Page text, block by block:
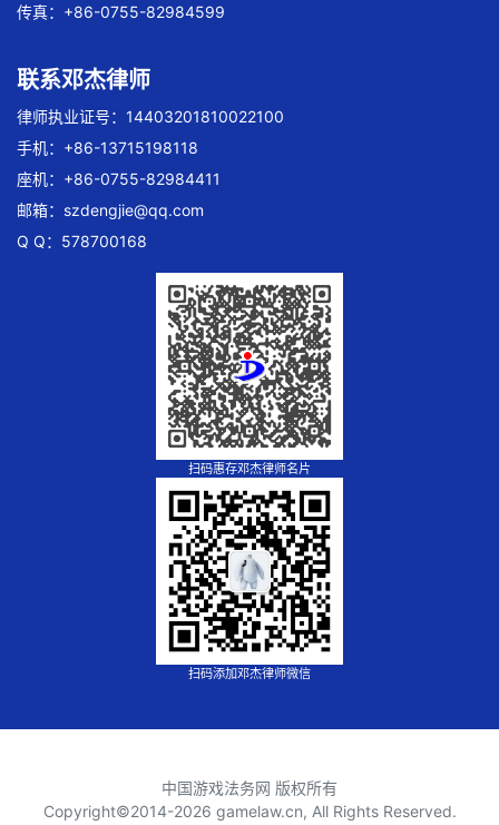
传真：+86-0755-82984599
联系邓杰律师
律师执业证号：14403201810022100
手机：+86-13715198118
座机：+86-0755-82984411
邮箱： szdengjie@qq.com
Q Q：578700168
扫码惠存邓杰律师名片
扫码添加邓杰律师微信
中国游戏法务网 版权所有
Copyright©2014-2026 gamelaw.cn, All Rights Reserved.